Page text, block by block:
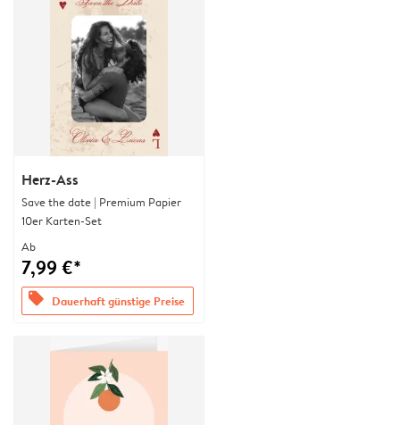
Herz-Ass
Save the date | Premium Papier
10er Karten-Set
Ab
7,99 €*
offers Dauerhaft günstige Preise